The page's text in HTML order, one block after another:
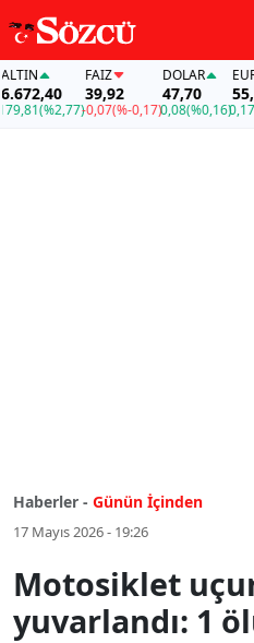
(%2,77)
FAİZ
39,92
-0,07(%-0,17)
DOLAR
47,70
0,08(%0,16)
EURO
55,18
0,17
Haberler - Günün İçinden
17 Mayıs 2026 - 19:26
Motosiklet
yuvarlandı: 1